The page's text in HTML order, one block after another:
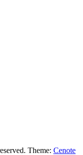
Theme: Cenote